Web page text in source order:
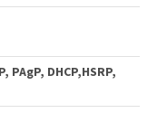
PAgP, DHCP,HSRP,